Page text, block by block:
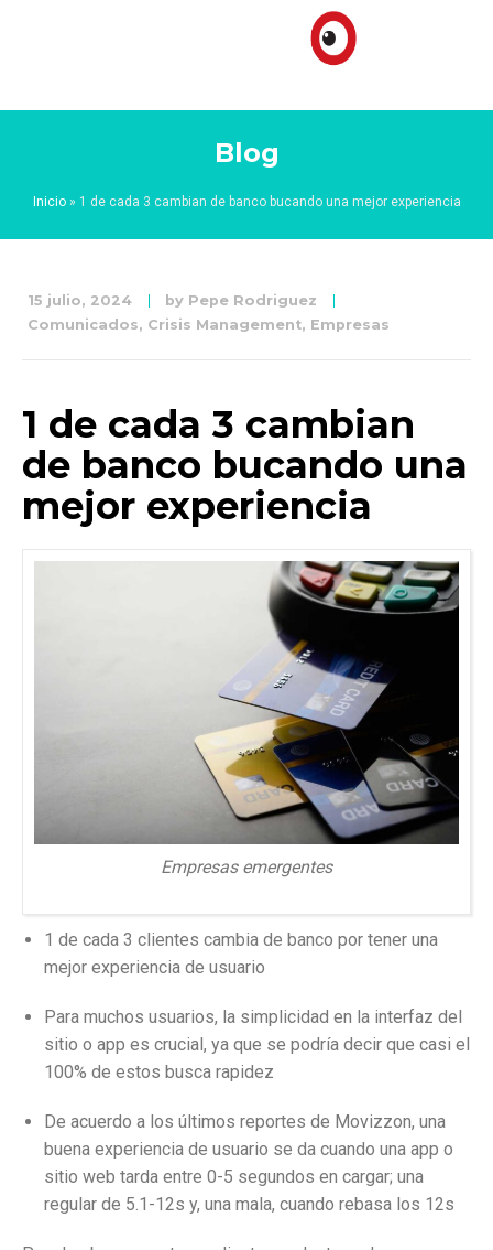
Blog
Inicio» 1 de cada 3 cambian de banco bucando una mejor experiencia
15 julio, 2024 by Pepe Rodriguez
Comunicados, Crisis Management, Empresas
1 de cada 3 cambian
de banco bucando una
mejor experiencia
Empresas emergentes
1 de cada 3 clientes cambia de banco por tener una
mejor experiencia de usuario
Para muchos usuarios, la simplicidad en la interfaz del
sitio o app es crucial, ya que se podría decir que casi el
100% de estos busca rapidez
De acuerdo a los últimos reportes de Movizzon, una
buena experiencia de usuario se da cuando una app o
sitio web tarda entre 0-5 segundos en cargar; una
regular de 5.1-12s y, una mala, cuando rebasa los 12s